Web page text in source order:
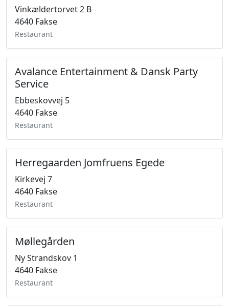
Vinkældertorvet 2 B
4640 Fakse
Restaurant
Avalance Entertainment & Dansk Party
Service
Ebbeskovvej 5
4640 Fakse
Restaurant
Herregaarden Jomfruens Egede
Kirkevej 7
4640 Fakse
Restaurant
Møllegården
Ny Strandskov 1
4640 Fakse
Restaurant